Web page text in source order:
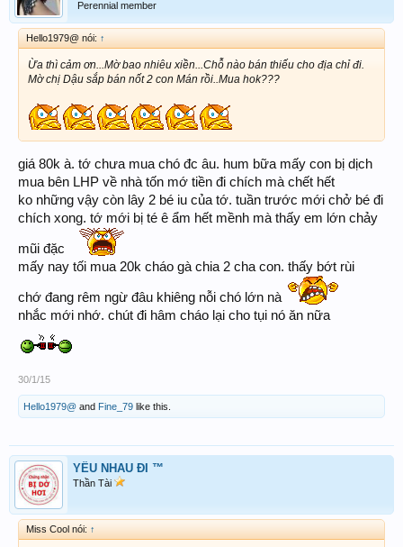
Perennial member
Hello1979@ nói: ↑
Ừa thì cảm ơn...Mờ bao nhiêu xiền...Chỗ nào bán thiếu cho địa chỉ đi.
Mờ chị Dậu sắp bán nốt 2 con Mán rồi..Mua hok???
giá 80k à. tớ chưa mua chó đc âu. hum bữa mấy con bị dịch
mua bên LHP về nhà tốn mớ tiền đi chích mà chết hết
ko những vậy còn lây 2 bé iu của tớ. tuần trước mới chở bé đi
chích xong. tớ mới bị té ê ẩm hết mềnh mà thấy em lớn chảy
mũi đặc
mấy nay tối mua 20k cháo gà chia 2 cha con. thấy bớt rùi
chớ đang rêm ngừ đâu khiêng nỗi chó lớn nà
nhắc mới nhớ. chút đi hâm cháo lại cho tụi nó ăn nữa
30/1/15
Hello1979@ and Fine_79 like this.
YÊU NHAU ĐI ™
Thần Tài
Miss Cool nói: ↑